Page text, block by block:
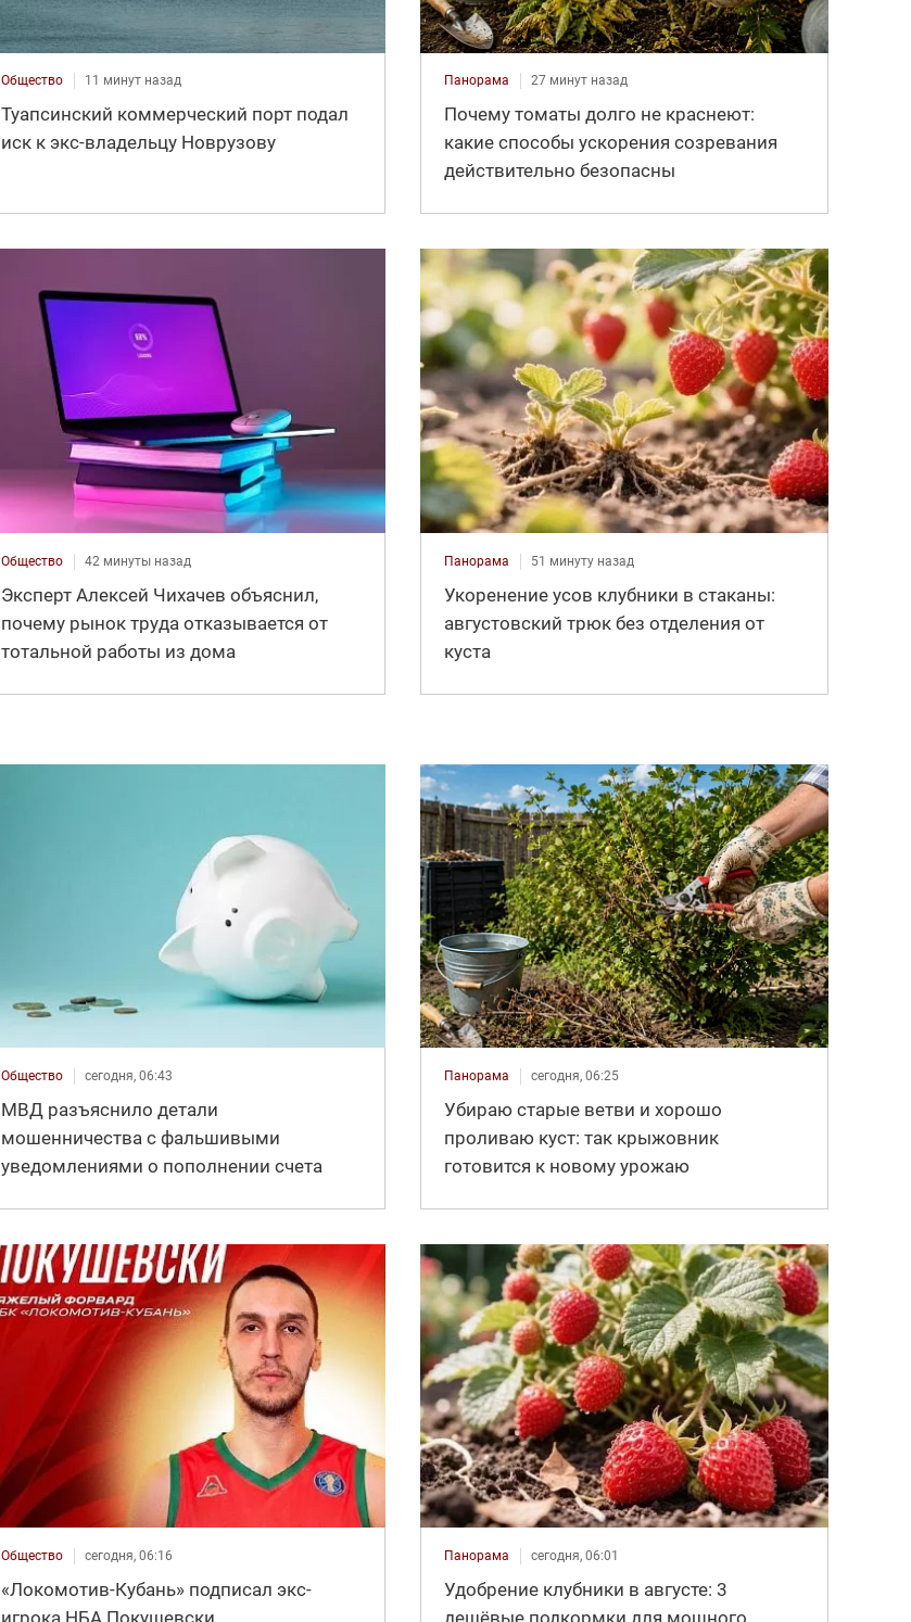
Общество 11 минут назад
Туапсинский коммерческий порт подал
иск к экс-владельцу Новрузову
Панорама 27 минут назад
Почему томаты долго не краснеют:
какие способы ускорения созревания
действительно безопасны
Общество 42 минуты назад
Эксперт Алексей Чихачев объяснил,
почему рынок труда отказывается от
тотальной работы из дома
Панорама 51 минуту назад
Укоренение усов клубники в стаканы:
августовский трюк без отделения от
куста
Общество сегодня, 06:43
МВД разъяснило детали
мошенничества с фальшивыми
уведомлениями о пополнении счета
Панорама сегодня, 06:25
Убираю старые ветви и хорошо
проливаю куст: так крыжовник
готовится к новому урожаю
Общество сегодня, 06:16
«Локомотив-Кубань» подписал экс-
Панорама сегодня, 06:01
Удобрение клубники в августе: 3